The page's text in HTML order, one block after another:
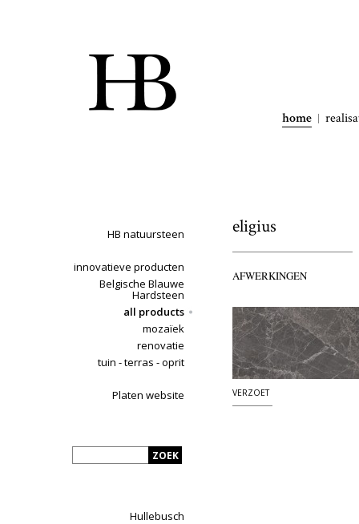
home
HB natuursteen
innovatieve producten
Belgische Blauwe
Hardsteen
all products
mozaïek
renovatie
tuin - terras - oprit
Platen website
Hullebusch
eligius
AFWERKINGEN
VERZOET